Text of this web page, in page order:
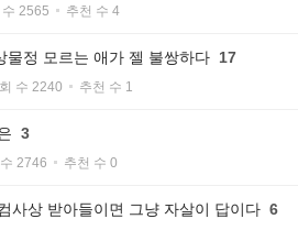
수 2565 추천 수 4
물정 모르는 애가 젤 불쌍하다 17
수 2240 추천 수 1
3
2746 추천 수 0
사상 받아들이면 그냥 자살이 답이다 6